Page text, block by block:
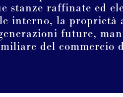
stanze raffinate ed
interno, la proprietà
future,
del commercio